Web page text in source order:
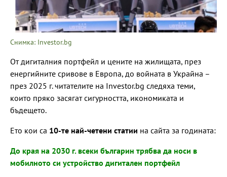
Снимка: Investor.bg
От дигиталния портфейл и цените на жилищата, през
енергийните сривове в Европа, до войната в Украйна –
през 2025 г. читателите на Investor.bg следяха теми,
които пряко засягат сигурността, икономиката и
бъдещето.
Ето кои са 10-те най-четени статии на сайта за годината:
До края на 2030 г. всеки българин трябва да носи в
мобилното си устройство дигитален портфейл